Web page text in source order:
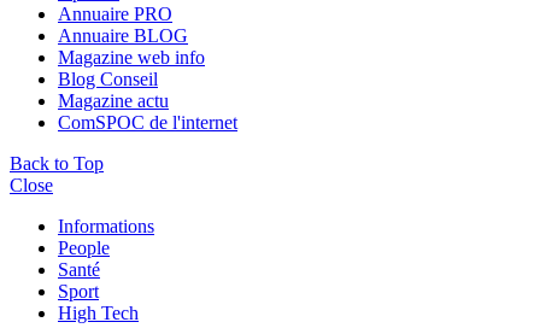
Annuaire PRO
Annuaire BLOG
Magazine web info
Blog Conseil
Magazine actu
ComSPOC de l'internet
Back to Top
Close
Informations
People
Santé
Sport
High Tech